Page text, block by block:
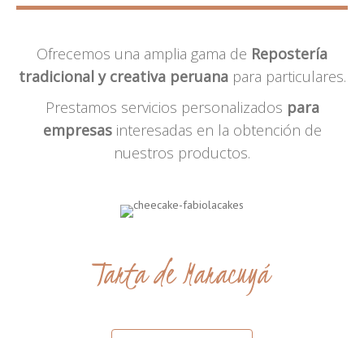
Ofrecemos una amplia gama de Repostería
tradicional y creativa peruanapara particulares.
Prestamos servicios personalizados para
empresasinteresadas en la obtención de
nuestros productos.
Tarta de Maracuyá